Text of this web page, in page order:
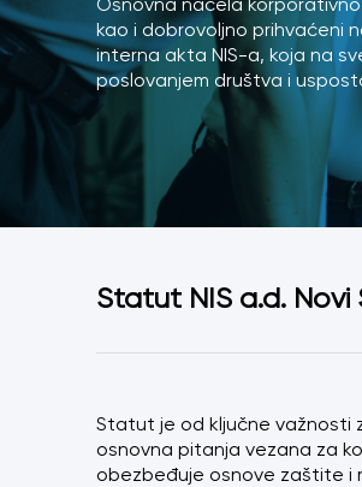
kao i dobrovoljno prihvaćeni
interna akta NIS-a, koja na
poslovanjem društva i
Statut NIS a.d. Novi
Statut je od ključne važnosti
osnovna pitanja vezana za
obezbeđuje osnove zaštite i